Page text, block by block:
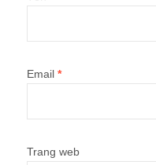
Email *
Trang web